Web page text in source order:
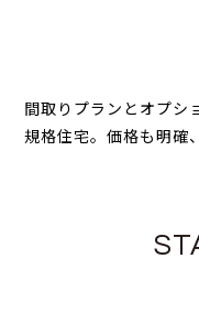
間取りプランとオプシ
規格住宅。価格も明確